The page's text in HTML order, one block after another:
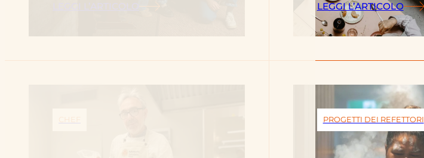
LEGGI L’ARTICOLO LEGGI L’ARTICOLO
CHEF PROGETTI DEI REFETTORI